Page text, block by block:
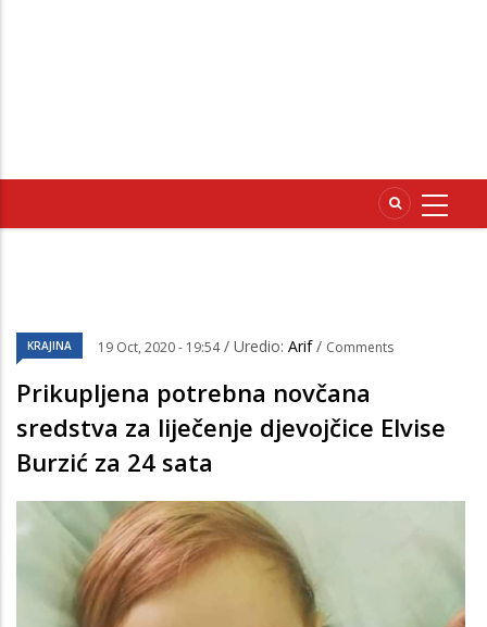
KRAJINA 19 Oct, 2020 - 19:54 / Uredio: Arif/ Comments
Prikupljena potrebna novčana
sredstva za liječenje djevojčice Elvise
Burzić za 24 sata